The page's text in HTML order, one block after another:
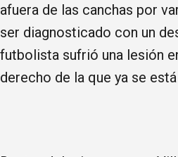
afuera de las canchas por
ser diagnosticado con un
futbolista sufrió una lesión
derecho de la que ya se